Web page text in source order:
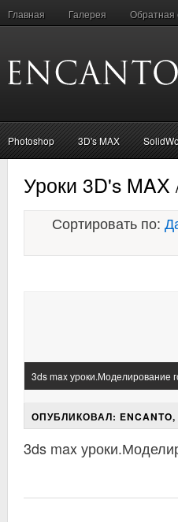
Главная Галерея Обратная
Photoshop 3D's MAX
Уроки 3D's
Сортировать по:
3ds max уроки.Моделирование
ОПУБЛИКОВАЛ: ENCANTO,
3ds max